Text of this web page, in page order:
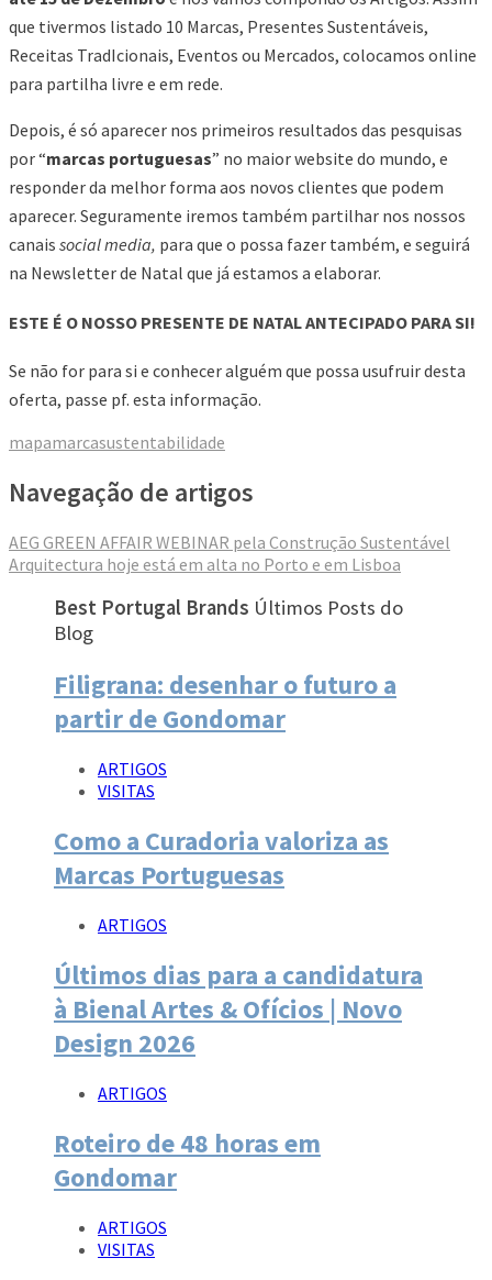
que tivermos listado 10 Marcas, Presentes Sustentáveis,
Receitas TradIcionais, Eventos ou Mercados, colocamos online
para partilha livre e em rede.
Depois, é só aparecer nos primeiros resultados das pesquisas
por “marcas portuguesas” no maior website do mundo, e
responder da melhor forma aos novos clientes que podem
aparecer. Seguramente iremos também partilhar nos nossos
canais social media, para que o possa fazer também, e seguirá
na Newsletter de Natal que já estamos a elaborar.
ESTE É O NOSSO PRESENTE DE NATAL ANTECIPADO PARA SI!
Se não for para si e conhecer alguém que possa usufruir desta
oferta, passe pf. esta informação.
mapamarcasustentabilidade
Navegação de artigos
AEG GREEN AFFAIR WEBINAR pela Construção Sustentável
Arquitectura hoje está em alta no Porto e em Lisboa
Best Portugal Brands Últimos Posts do
Blog
Filigrana: desenhar o futuro a
partir de Gondomar
ARTIGOS
VISITAS
Como a Curadoria valoriza as
Marcas Portuguesas
ARTIGOS
Últimos dias para a candidatura
à Bienal Artes & Ofícios | Novo
Design 2026
ARTIGOS
Roteiro de 48 horas em
Gondomar
ARTIGOS
VISITAS